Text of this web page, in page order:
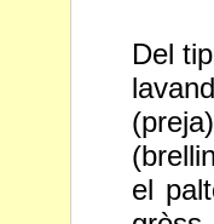
Del
el